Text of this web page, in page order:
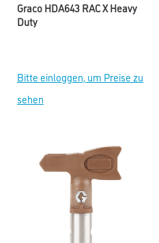
Graco HDA643 RAC X Heavy
Duty
Bitte einloggen, um Preise zu
sehen